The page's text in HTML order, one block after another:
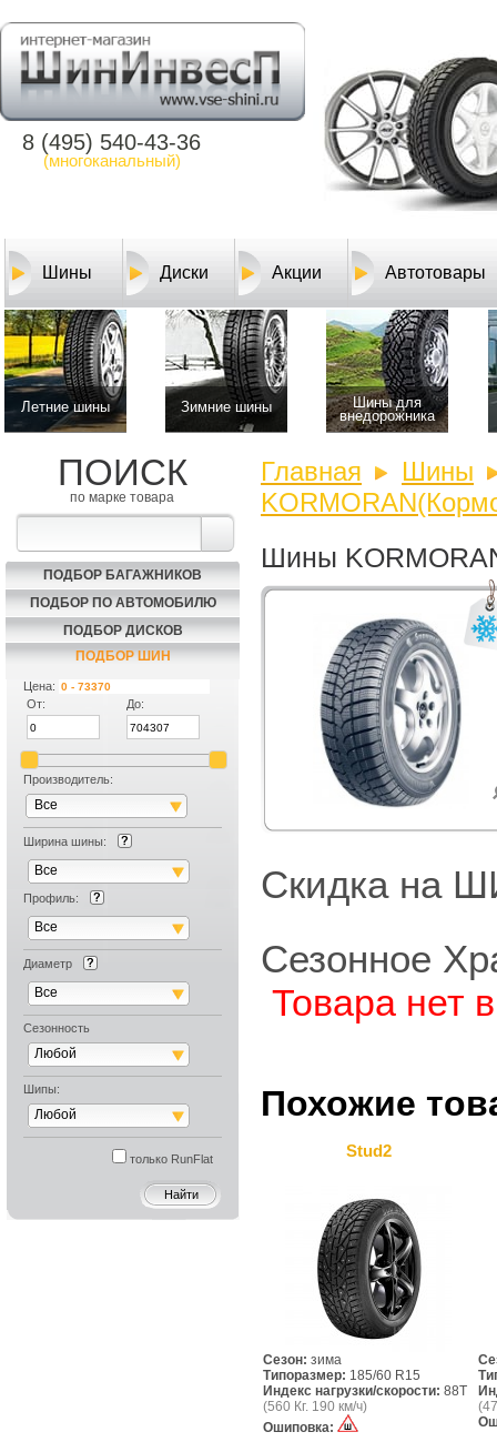
8 (495) 540-43-36
(многоканальный)
Шины Диски Акции Автотовары
Летние шины Зимние шины
Шины для
внедорожника
ПОИСК
по марке товара
ПОДБОР БАГАЖНИКОВ
ПОДБОР ПО АВТОМОБИЛЮ
ПОДБОР ДИСКОВ
ПОДБОР ШИН
Цена:
От:
До:
Производитель:
Все
Ширина шины:
Все
Профиль:
Все
Диаметр
Все
Сезонность
Любой
Шипы:
Любой
только RunFlat
Главная
Шины
Шины
Скидка на
Сезонное
Товара нет
Похожие
Stud2
Сезон: зима
Типоразмер: 185/60 R15
Индекс нагрузки/скорости: 88T
(560 Кг. 190 км/ч)
Ошиповка: